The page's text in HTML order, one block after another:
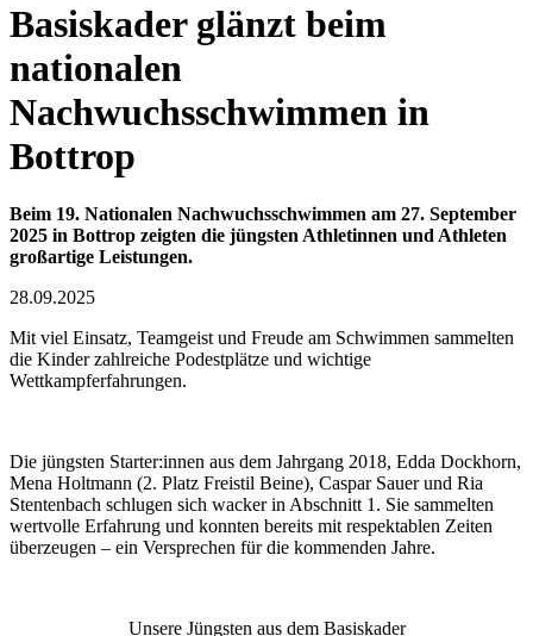
Basiskader glänzt beim
nationalen
Nachwuchsschwimmen in
Bottrop
Beim 19. Nationalen Nachwuchsschwimmen am 27. September
2025 in Bottrop zeigten die jüngsten Athletinnen und Athleten
großartige Leistungen.
28.09.2025
Mit viel Einsatz, Teamgeist und Freude am Schwimmen sammelten
die Kinder zahlreiche Podestplätze und wichtige
Wettkampferfahrungen.
Die jüngsten Starter:innen aus dem Jahrgang 2018, Edda Dockhorn,
Mena Holtmann (2. Platz Freistil Beine), Caspar Sauer und Ria
Stentenbach schlugen sich wacker in Abschnitt 1. Sie sammelten
wertvolle Erfahrung und konnten bereits mit respektablen Zeiten
überzeugen – ein Versprechen für die kommenden Jahre.
Unsere Jüngsten aus dem Basiskader